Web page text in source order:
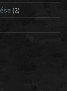
(2)